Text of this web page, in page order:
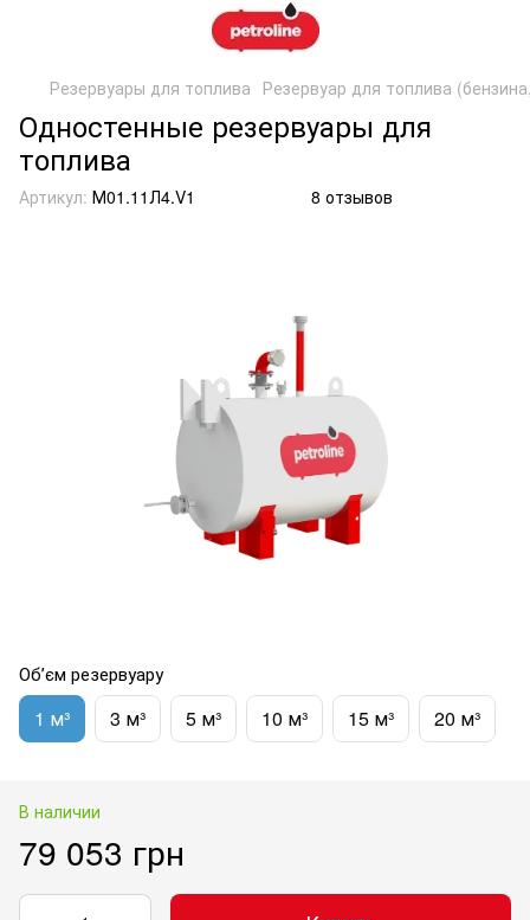
Резервуары для топлива Резервуар для топлива
Одностенные резервуары для
топлива
Артикул: М01.11Л4.V1 8 отзывов
Обʼєм резервуару
1 м³ 3 м³ 5 м³ 10 м³ 15 м³ 20 м³
В наличии
79 053 грн